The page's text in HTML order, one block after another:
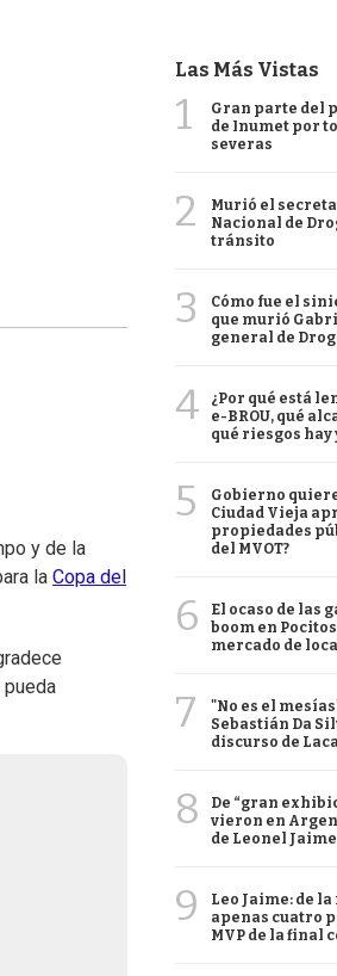
y de la
la Copa del
Las Más Vistas
1
Gran parte del
de Inumet por
severas
2
Murió el
Nacional de
tránsito
3
Cómo fue el
que murió
general de
4
¿Por qué está
e-BROU, qué
qué riesgos hay
5
Gobierno
Ciudad Vieja
propiedades
del MVOT?
6
El ocaso de las
boom en
mercado de
7
"No es el
Sebastián Da
discurso de
8
De “gran
vieron en
de Leonel
9
Leo Jaime: de
apenas cuatro
MVP de la final